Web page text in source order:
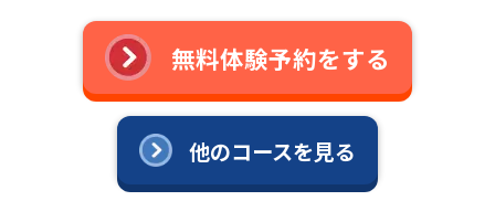
無料体験予約をする
他のコースを見る